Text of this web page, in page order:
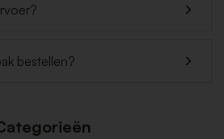
bestellen?